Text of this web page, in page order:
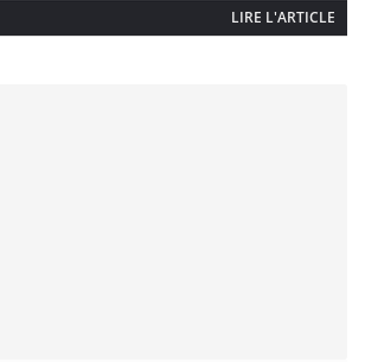
un domaine d’exception au cœur
provençal de plus de 3 hectares. Le Mas
LIRE L'ARTICLE